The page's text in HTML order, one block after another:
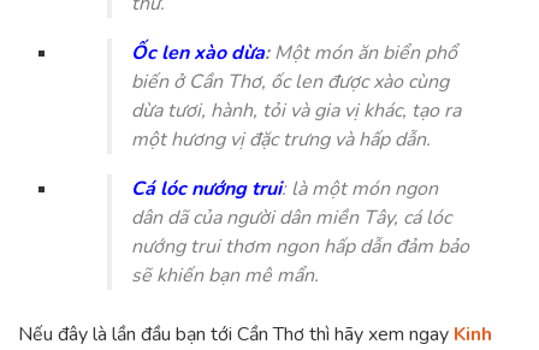
Ốc len xào dừa:Một món ăn biển phổ
biến ở Cần Thơ, ốc len được xào cùng
dừa tươi, hành, tỏi và gia vị khác, tạo ra
một hương vị đặc trưng và hấp dẫn.
Cá lóc nướng trui: là một món ngon
dân dã của người dân miền Tây, cá lóc
nướng trui thơm ngon hấp dẫn đảm bảo
sẽ khiến bạn mê mẩn.
Nếu đây là lần đầu bạn tới Cần Thơ thì hãy xem ngay Kinh